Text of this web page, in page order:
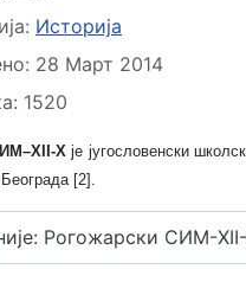
Историја
28 Март 2014
1520
Х је југословенски
[2].
Рогожарски СИМ-